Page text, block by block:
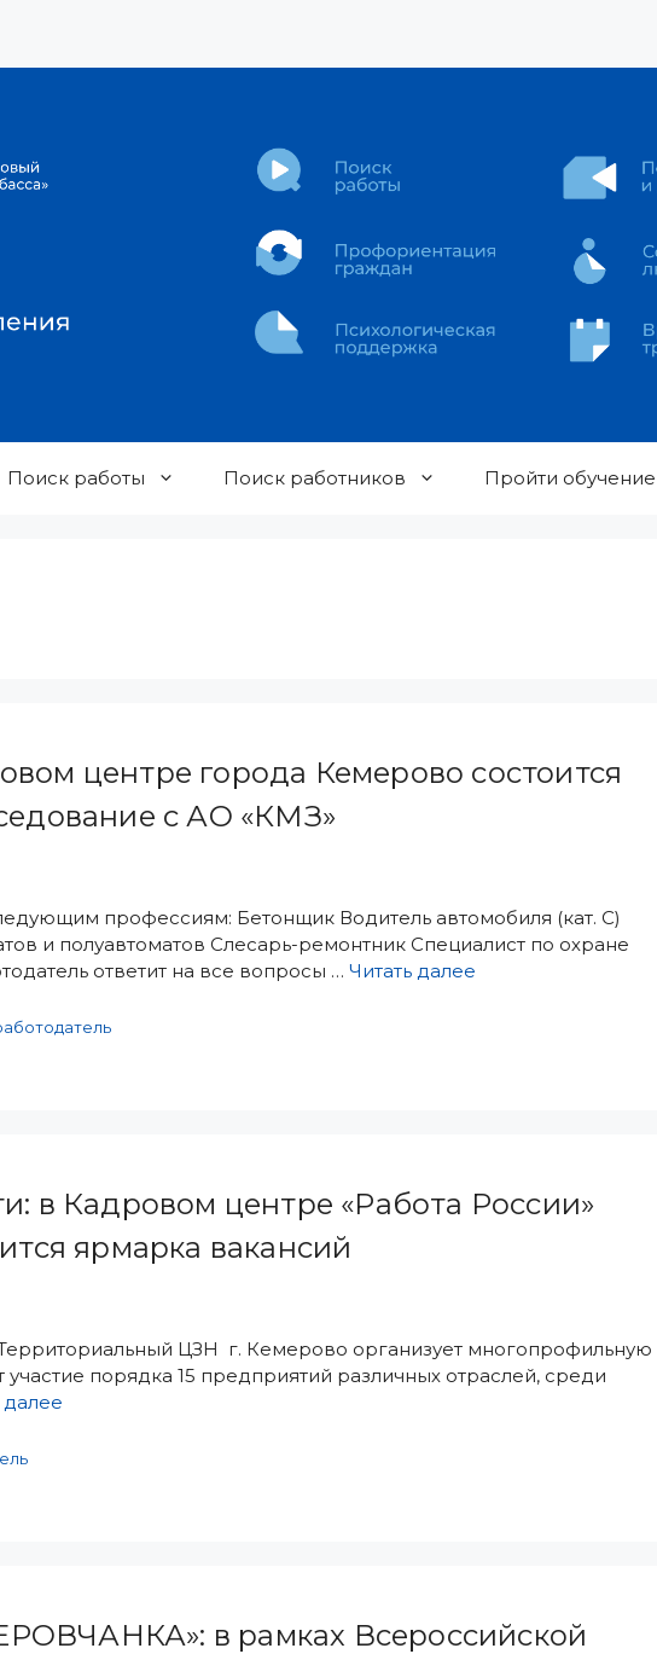
Поиск работы Поиск работников Пройти обучение
центре города Кемерово состоится
с АО «КМЗ»
профессиям: Бетонщик Водитель автомобиля (кат. С)
и полуавтоматов Слесарь-ремонтник Специалист по охране
ответит на все вопросы … Читать далее
в Кадровом центре «Работа России»
ярмарка вакансий
Территориальный ЦЗН г. Кемерово организует многопрофильную
порядка 15 предприятий различных отраслей, среди
далее
в рамках Всероссийской